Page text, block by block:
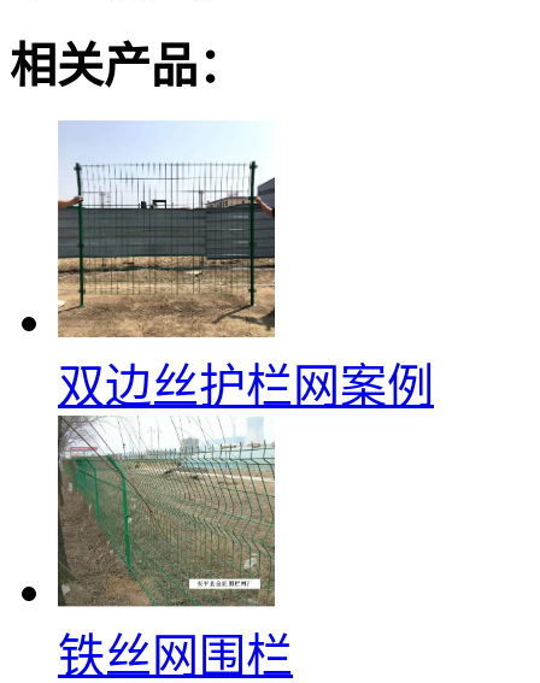
相关产品：
双边丝护栏网案例
铁丝网围栏